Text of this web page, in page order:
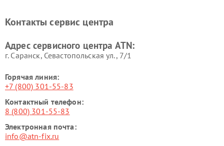
Контакты сервис центра
Адрес сервисного центра ATN:
г. Саранск, Севастопольская ул., 7/1
Горячая линия:
+7 (800) 301-55-83
Контактный телефон:
8 (800) 301-55-83
Электронная почта:
info@atn-fix.ru